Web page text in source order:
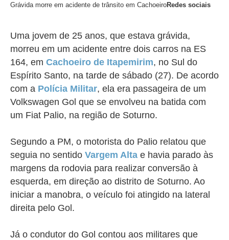
Grávida morre em acidente de trânsito em CachoeiroRedes sociais
Uma jovem de 25 anos, que estava grávida,
morreu em um acidente entre dois carros na ES
164, em Cachoeiro de Itapemirim, no Sul do
Espírito Santo, na tarde de sábado (27). De acordo
com a Polícia Militar, ela era passageira de um
Volkswagen Gol que se envolveu na batida com
um Fiat Palio, na região de Soturno.
Segundo a PM, o motorista do Palio relatou que
seguia no sentido Vargem Alta e havia parado às
margens da rodovia para realizar conversão à
esquerda, em direção ao distrito de Soturno. Ao
iniciar a manobra, o veículo foi atingido na lateral
direita pelo Gol.
Já o condutor do Gol contou aos militares que